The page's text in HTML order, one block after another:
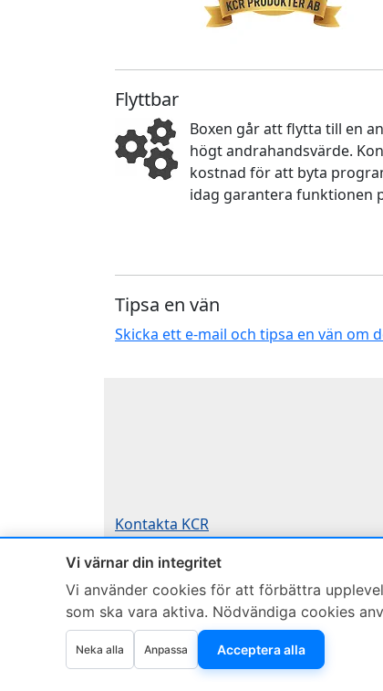
Vi värnar din integritet
Vi använder cookies för att förbättra
som ska vara aktiva. Nödvändiga cookies
Neka alla Anpassa Acceptera alla
Flyttbar
Boxen går att flytta till en
högt andrahandsvärde.
kostnad för att byta
idag garantera funktionen
Tipsa en vän
Skicka ett e-mail och tipsa en vän om
Kontakta KCR
Teknik / Begagnad box
Telefon
0515-801 50